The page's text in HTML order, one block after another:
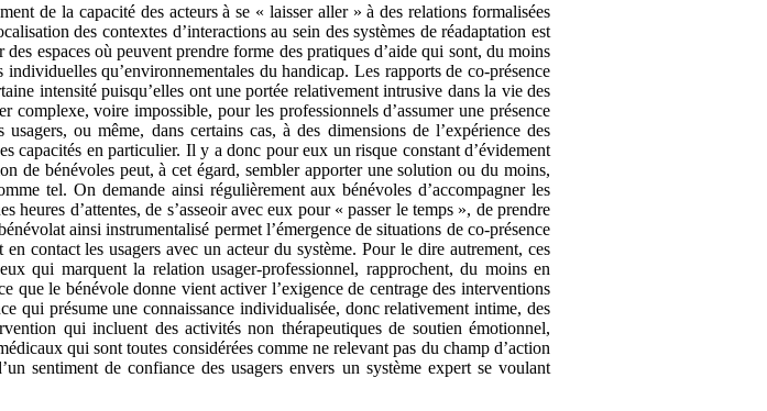
de la capacité des acteurs à se « laisser aller » à des relations formalisées
des contextes d’interactions au sein des systèmes de réadaptation est
espaces où peuvent prendre forme des pratiques d’aide qui sont, du moins
qu’environnementales du handicap. Les rapports de co-présence
intensité puisqu’elles ont une portée relativement intrusive dans la vie des
complexe, voire impossible, pour les professionnels d’assumer une présence
ou même, dans certains cas, à des dimensions de l’expérience des
capacités en particulier. Il y a donc pour eux un risque constant d’évidement
de bénévoles peut, à cet égard, sembler apporter une solution ou du moins,
tel. On demande ainsi régulièrement aux bénévoles d’accompagner les
heures d’attentes, de s’asseoir avec eux pour « passer le temps », de prendre
ainsi instrumentalisé permet l’émergence de situations de co-présence
contact les usagers avec un acteur du système. Pour le dire autrement, ces
qui marquent la relation usager-professionnel, rapprochent, du moins en
que le bénévole donne vient activer l’exigence de centrage des interventions
qui présume une connaissance individualisée, donc relativement intime, des
qui incluent des activités non thérapeutiques de soutien émotionnel,
qui sont toutes considérées comme ne relevant pas du champ d’action
sentiment de confiance des usagers envers un système expert se voulant